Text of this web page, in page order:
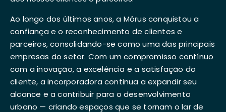
Ao longo dos últimos anos, a Mórus conquistou a
confiança e o reconhecimento de clientes e
parceiros, consolidando-se como uma das principais
empresas do setor. Com um compromisso contínuo
com a inovação, a excelência e a satisfação do
cliente, a incorporadora continua a expandir seu
alcance e a contribuir para o desenvolvimento
urbano — criando espaços que se tornam o lar de